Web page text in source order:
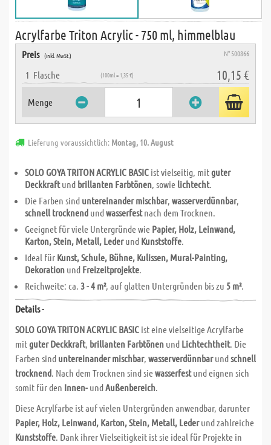
Acrylfarbe Triton Acrylic - 750 ml, himmelblau
Preis (inkl. MwSt.) N° 500866
1 Flasche (100ml = 1,35 €) 10,15 €
Menge
Lieferung voraussichtlich: Montag, 10. August
SOLO GOYA TRITON ACRYLIC BASIC ist vielseitig, mitguter
Deckkraftund brillanten Farbtönen, sowie lichtecht.
Die Farben sind untereinander mischbar, wasserverdünnbar,
schnell trocknend undwasserfestnach dem Trocknen.
Geeignet für viele Untergründe wie Papier, Holz, Leinwand,
Karton, Stein, Metall, Lederund Kunststoffe.
Ideal für Kunst, Schule, Bühne, Kulissen, Mural-Painting,
Dekoration und Freizeitprojekte.
Reichweite: ca. 3 - 4 m², auf glatten Untergründen bis zu 5 m².
Details -
SOLO GOYA TRITON ACRYLIC BASIC ist eine vielseitige Acrylfarbe
mitguter Deckkraft, brillanten Farbtönen und Lichtechtheit. Die
Farben sind untereinander mischbar, wasserverdünnbarundschnell
trocknend. Nach dem Trocknen sind siewasserfestund eignen sich
somit für den Innen- undAußenbereich.
Diese Acrylfarbe ist auf vielen Untergründen anwendbar, darunter
Papier, Holz, Leinwand, Karton, Stein, Metall, Lederund zahlreiche
Kunststoffe. Dank ihrer Vielseitigkeit ist sie ideal für Projekte in